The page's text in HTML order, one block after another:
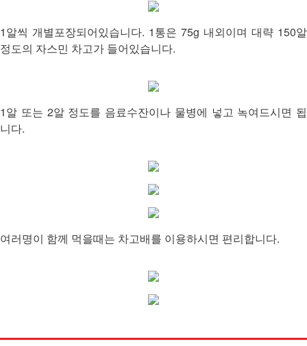
1알씩 개별포장되어있습니다. 1통은 75g 내외이며 대략 150알
정도의 자스민 차고가 들어있습니다.
1알 또는 2알 정도를 음료수잔이나 물병에 넣고 녹여드시면 됩
니다.
여러명이 함께 먹을때는 차고배를 이용하시면 편리합니다.